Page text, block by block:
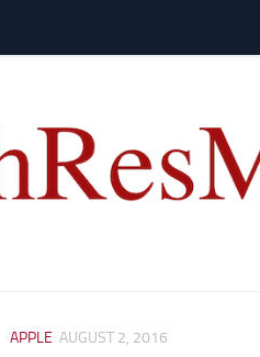
APPLE AUGUST 2, 2016